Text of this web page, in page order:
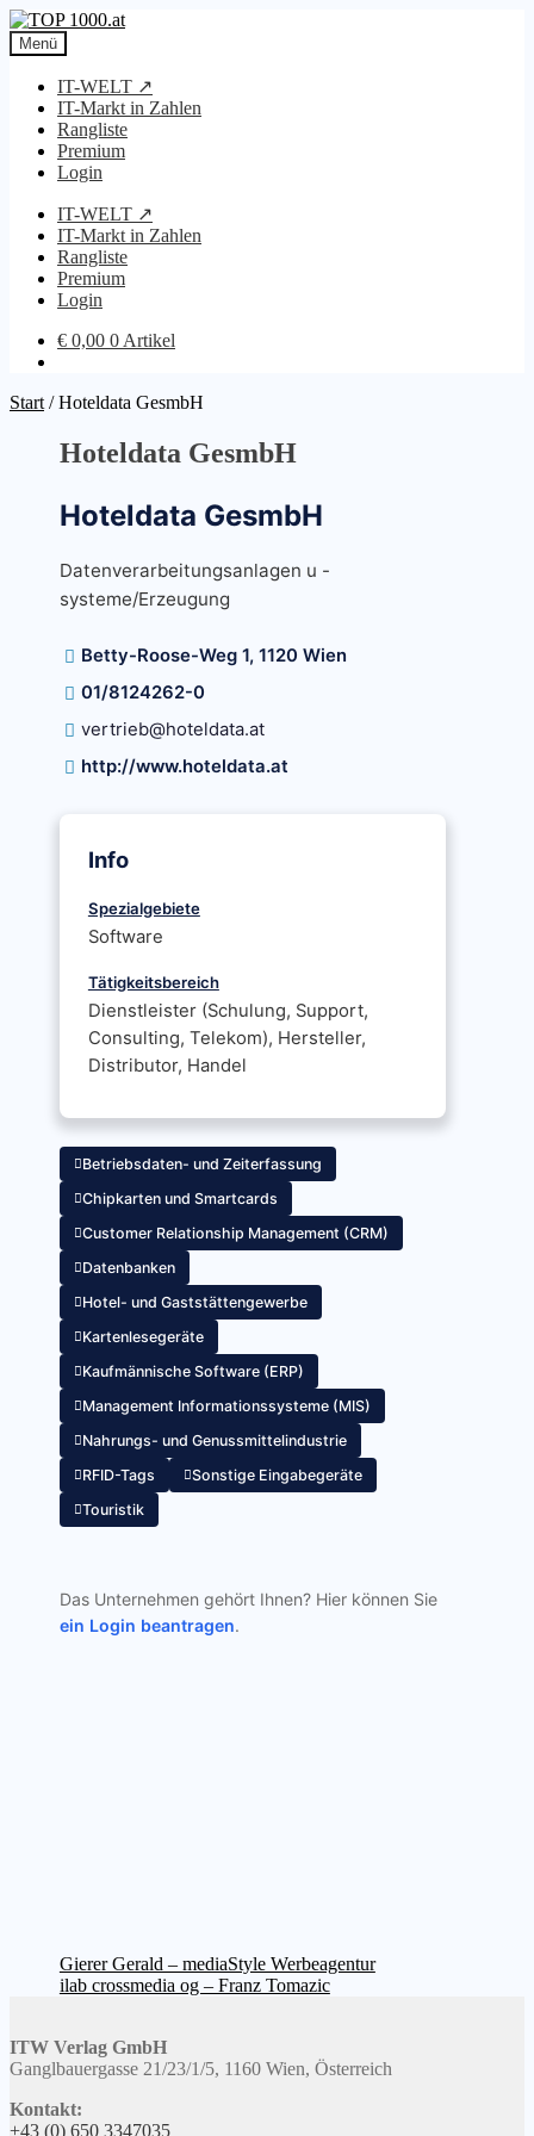
Zur
Navigation
springen
Zum
Inhalt
springen
Menü
IT-WELT ↗
IT-Markt in Zahlen
Rangliste
Premium
Login
IT-WELT ↗
IT-Markt in Zahlen
Rangliste
Premium
Login
€ 0,00 0 Artikel
Start /Hoteldata GesmbH
Hoteldata GesmbH
Hoteldata GesmbH
Datenverarbeitungsanlagen u -
systeme/Erzeugung
Betty-Roose-Weg 1, 1120 Wien
01/8124262-0
vertrieb@hoteldata.at
http://www.hoteldata.at
Info
Spezialgebiete
Software
Tätigkeitsbereich
Dienstleister (Schulung, Support,
Consulting, Telekom), Hersteller,
Distributor, Handel
Betriebsdaten- und Zeiterfassung
Chipkarten und Smartcards
Customer Relationship Management (CRM)
Datenbanken
Hotel- und Gaststättengewerbe
Kartenlesegeräte
Kaufmännische Software (ERP)
Management Informationssysteme (MIS)
Nahrungs- und Genussmittelindustrie
RFID-Tags
Sonstige Eingabegeräte
Touristik
Das Unternehmen gehört Ihnen? Hier können Sie
ein Login beantragen.
Beitragsnavigation
Vorheriger
Beitrag:
Gierer Gerald – mediaStyle Werbeagentur
Nächster
ilab crossmedia og – Franz Tomazic
ITW Verlag GmbH
Ganglbauergasse 21/23/1/5, 1160 Wien, Österreich
Kontakt:
+43 (0) 650 3347035